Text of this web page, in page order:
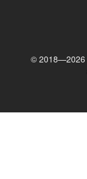
© 2018—2026